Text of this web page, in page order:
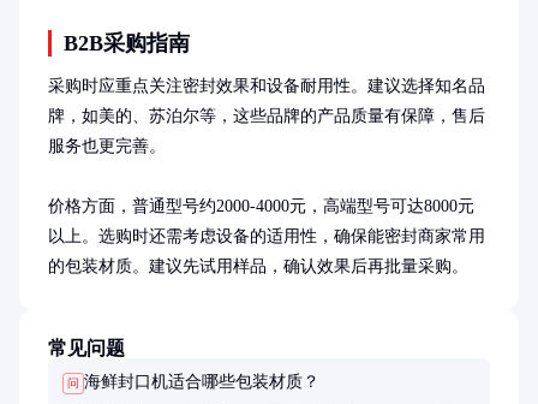
B2B采购指南
采购时应重点关注密封效果和设备耐用性。建议选择知名品
牌，如美的、苏泊尔等，这些品牌的产品质量有保障，售后
服务也更完善。
价格方面，普通型号约2000-4000元，高端型号可达8000元
以上。选购时还需考虑设备的适用性，确保能密封商家常用
的包装材质。建议先试用样品，确认效果后再批量采购。
常见问题
问 海鲜封口机适合哪些包装材质？